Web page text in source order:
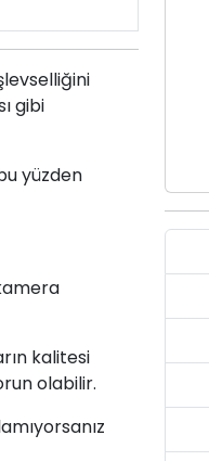
gibi
yüzden
kalitesi
olabilir.